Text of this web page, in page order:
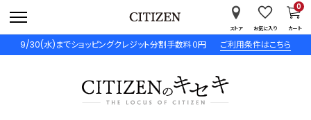
9/30(水)までショッピングクレジット分割手数料０円 ご利用条件はこちら
ストア お気に入り カート
0